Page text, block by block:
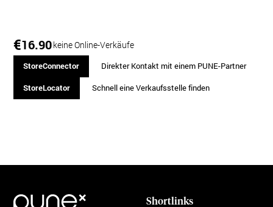
€16.90keine Online-Verkäufe
StoreConnector Direkter Kontakt mit einem PUNE-Partner
StoreLocator Schnell eine Verkaufsstelle finden
Shortlinks